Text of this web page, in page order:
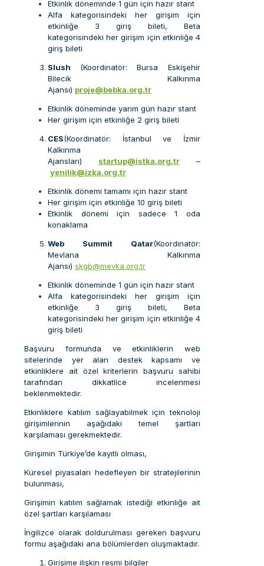
Etkinlik döneminde 1 gün için hazır stant
Alfa kategorisindeki her girişim için
etkinliğe 3 giriş bileti, Beta
kategorisindeki her girişim için etkinliğe 4
giriş bileti
Slush (Koordinatör: Bursa Eskişehir
Bilecik Kalkınma
Ajansı) proje@bebka.org.tr
Etkinlik döneminde yarım gün hazır stant
Her girişim için etkinliğe 2 giriş bileti
CES(Koordinatör: İstanbul ve İzmir
Kalkınma
Ajansları)
startup@istka.org.tr–
yenilik@izka.org.tr
Etkinlik dönemi tamamı için hazır stant
Her girişim için etkinliğe 10 giriş bileti
Etkinlik dönemi için sadece 1 oda
konaklama
Web Summit Qatar(Koordinatör:
Mevlana Kalkınma
Ajansı) skgb@mevka.org.tr
Etkinlik döneminde 1 gün için hazır stant
Alfa kategorisindeki her girişim için
etkinliğe 3 giriş bileti, Beta
kategorisindeki her girişim için etkinliğe 4
giriş bileti
Başvuru formunda ve etkinliklerin web
sitelerinde yer alan destek kapsamı ve
etkinliklere ait özel kriterlerin başvuru sahibi
tarafından dikkatlice incelenmesi
beklenmektedir.
Etkinliklere katılım sağlayabilmek için teknoloji
girişimlerinin aşağıdaki temel şartları
karşılaması gerekmektedir.
Girişimin Türkiye’de kayıtlı olması,
Küresel piyasaları hedefleyen bir stratejilerinin
bulunması,
Girişimin katılım sağlamak istediği etkinliğe ait
özel şartları karşılaması
İngilizce olarak doldurulması gereken başvuru
formu aşağıdaki ana bölümlerden oluşmaktadır.
Girişime ilişkin resmi bilgiler